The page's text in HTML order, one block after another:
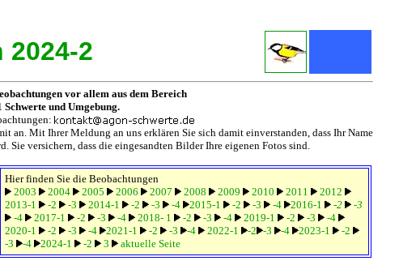
2
vor allem aus dem Bereich
Schwerte und Umgebung.
an. Mit Ihrer Meldung an uns erklären Sie sich damit einverstanden, dass Ihr Name
versichern, dass die eingesandten Bilder Ihre eigenen Fotos sind.
Hier finden Sie die Beobachtungen
2003
2004 2005 2006 2007 2008 2009 2010 2011
2012
2013-1
-2 -3 2014-1 -2 -3 -4 2015-1 -2 -3 -4 2016-1 -2
-3
-4
2017-1 -2 -3 -4 2018- 1 -2 -3 -4 2019-1 -2 -3
-4
2020-1
-2 -3 -4 2021-1 -2 -3 -4 2022-1 -2 -3 -4 2023-1
-2
-3
-4 2024-1 -2 3 aktuelle Seite